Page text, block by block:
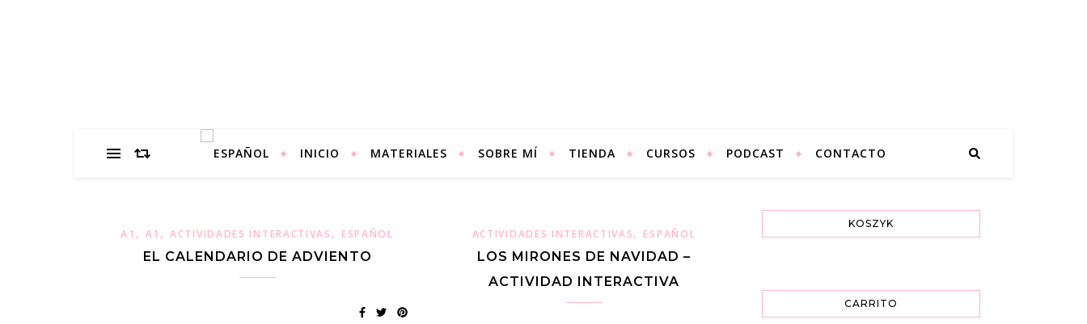
INICIO MATERIALES SOBRE MÍ TIENDA CURSOS PODCAST CONTACTO
A1 , A1 ,ACTIVIDADES INTERACTIVAS , ESPAÑOL
EL CALENDARIO DE ADVIENTO
ACTIVIDADES INTERACTIVAS, ESPAÑOL
LOS MIRONES DE NAVIDAD –
ACTIVIDAD INTERACTIVA
KOSZYK
CARRITO